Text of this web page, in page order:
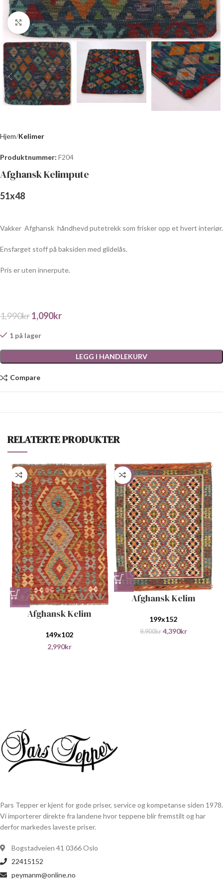
Click to enlarge
Hjem Kelimer
Produktnummer: F204
Afghansk Kelimpute
51x48
Vakker Afghansk håndhevd putetrekk som frisker opp et hvert interiør.
Ensfarget stoff på baksiden med glidelås.
Pris er uten innerpute.
1,990kr1,090kr
1 på lager
LEGG I HANDLEKURV
Compare
RELATERTE PRODUKTER
Afghansk Kelim
149x102
2,990kr
-56%
Afghansk Kelim
199x152
9,900kr 4,390kr
Pars Tepper er kjent for gode priser, service og kompetanse siden 1978.
Vi importerer direkte fra landene hvor teppene blir fremstilt og har
derfor markedes laveste priser.
Bogstadveien 41 0366 Oslo
22415152
peymanm@online.no